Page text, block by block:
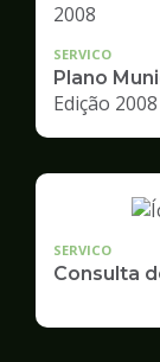
SERVICO
Plano
Edição 2008
SERVICO
Consulta